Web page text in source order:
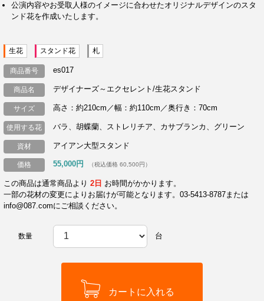
公演内容やお受取人様のイメージに合わせたオリジナルデザインのスタ
ンド花を作成いたします。
生花 スタンド花 札
商品番号 es017
商品名 デザイナーズ～エクセレント/生花スタンド
サイズ 高さ：約210cm／幅：約110cm／奥行き：70cm
使用する花 バラ、胡蝶蘭、ストレリチア、カサブランカ、グリーン
資材 アイアン大型スタンド
価格 55,000円 （税込価格 60,500円）
この商品は通常商品より2日 お時間がかかります。
一部の花材の変更によりお届けが可能となります。03-5413-8787または
info@087.comにご相談ください。
数量 台